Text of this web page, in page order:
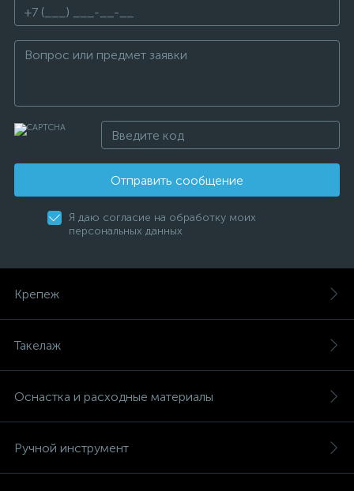
Отправить сообщение
Я даю согласие на обработку моих
персональных данных
Крепеж
Такелаж
Оснастка и расходные материалы
Ручной инструмент